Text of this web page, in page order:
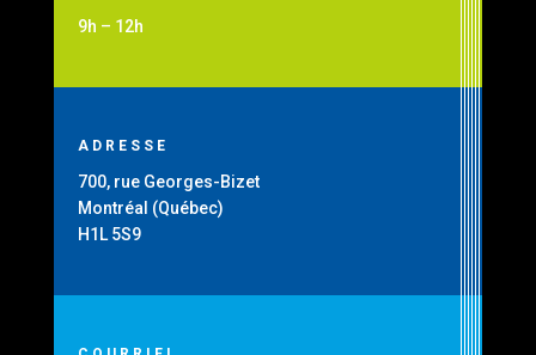
9h – 12h
ADRESSE
700, rue Georges-Bizet
Montréal (Québec)
H1L 5S9